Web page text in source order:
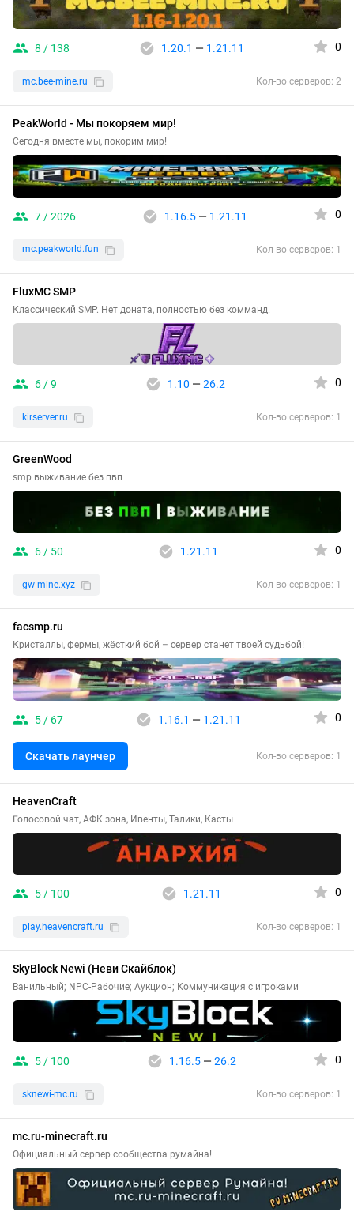
8 / 138 1.20.1 — 1.21.11 0
mc.bee-mine.ru Кол-во серверов: 2
PeakWorld - Мы покоряем мир!
Сегодня вместе мы, покорим мир!
7 / 2026 1.16.5— 1.21.11 0
mc.peakworld.fun Кол-во серверов: 1
FluxMC SMP
Классический SMP. Нет доната, полностью без комманд.
6 / 9 1.10 — 26.2 0
kirserver.ru Кол-во серверов: 1
GreenWood
smp выживание без пвп
6 / 50 1.21.11 0
gw-mine.xyz Кол-во серверов: 1
facsmp.ru
Кристаллы, фермы, жёсткий бой – сервер станет твоей судьбой!
5 / 67 1.16.1 — 1.21.11 0
Скачать лаунчер Кол-во серверов: 1
HeavenCraft
Голосовой чат, АФК зона, Ивенты, Талики, Касты
5 / 100 1.21.11 0
play.heavencraft.ru Кол-во серверов: 1
SkyBlock Newi (Неви Скайблок)
Ванильный; NPC-Рабочие; Аукцион; Коммуникация с игроками
5 / 100 1.16.5— 26.2 0
sknewi-mc.ru Кол-во серверов: 1
mc.ru-minecraft.ru
Официальный сервер сообщества румайна!